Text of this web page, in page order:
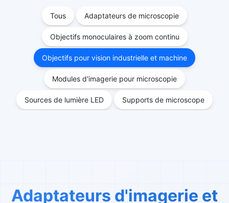
Tous Adaptateurs de microscopie
Objectifs monoculaires à zoom continu
Objectifs pour vision industrielle et machine
Modules d'imagerie pour microscopie
Sources de lumière LED Supports de microscope
Adaptateurs d'imagerie et